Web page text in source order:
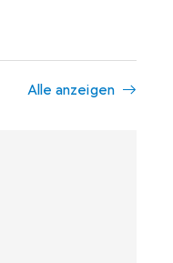
Alle anzeigen